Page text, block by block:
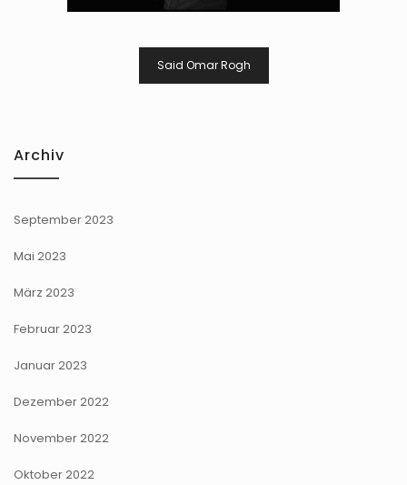
BeitragsnavigationSaid Omar Rogh
Archiv
September 2023
Mai 2023
März 2023
Februar 2023
Januar 2023
Dezember 2022
November 2022
Oktober 2022